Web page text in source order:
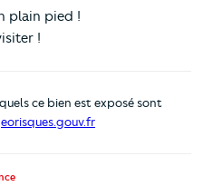
plain pied !
!
ce bien est exposé sont